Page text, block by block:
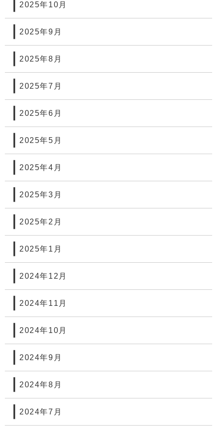
2025年10月
2025年9月
2025年8月
2025年7月
2025年6月
2025年5月
2025年4月
2025年3月
2025年2月
2025年1月
2024年12月
2024年11月
2024年10月
2024年9月
2024年8月
2024年7月